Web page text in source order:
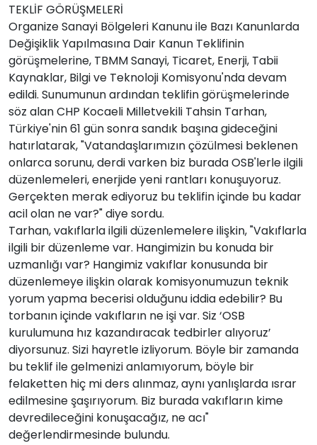
TEKLİF GÖRÜŞMELERİ
Organize Sanayi Bölgeleri Kanunu ile Bazı Kanunlarda
Değişiklik Yapılmasına Dair Kanun Teklifinin
görüşmelerine, TBMM Sanayi, Ticaret, Enerji, Tabii
Kaynaklar, Bilgi ve Teknoloji Komisyonu'nda devam
edildi. Sunumunun ardından teklifin görüşmelerinde
söz alan CHP Kocaeli Milletvekili Tahsin Tarhan,
Türkiye'nin 61 gün sonra sandık başına gideceğini
hatırlatarak, "Vatandaşlarımızın çözülmesi beklenen
onlarca sorunu, derdi varken biz burada OSB'lerle ilgili
düzenlemeleri, enerjide yeni rantları konuşuyoruz.
Gerçekten merak ediyoruz bu teklifin içinde bu kadar
acil olan ne var?" diye sordu.
Tarhan, vakıflarla ilgili düzenlemelere ilişkin, "Vakıflarla
ilgili bir düzenleme var. Hangimizin bu konuda bir
uzmanlığı var? Hangimiz vakıflar konusunda bir
düzenlemeye ilişkin olarak komisyonumuzun teknik
yorum yapma becerisi olduğunu iddia edebilir? Bu
torbanın içinde vakıfların ne işi var. Siz ‘OSB
kurulumuna hız kazandıracak tedbirler alıyoruz’
diyorsunuz. Sizi hayretle izliyorum. Böyle bir zamanda
bu teklif ile gelmenizi anlamıyorum, böyle bir
felaketten hiç mi ders alınmaz, aynı yanlışlarda ısrar
edilmesine şaşırıyorum. Biz burada vakıfların kime
devredileceğini konuşacağız, ne acı"
değerlendirmesinde bulundu.